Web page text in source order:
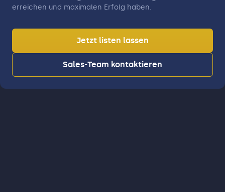
erreichen und maximalen Erfolg haben.
Jetzt listen lassen
Sales-Team kontaktieren